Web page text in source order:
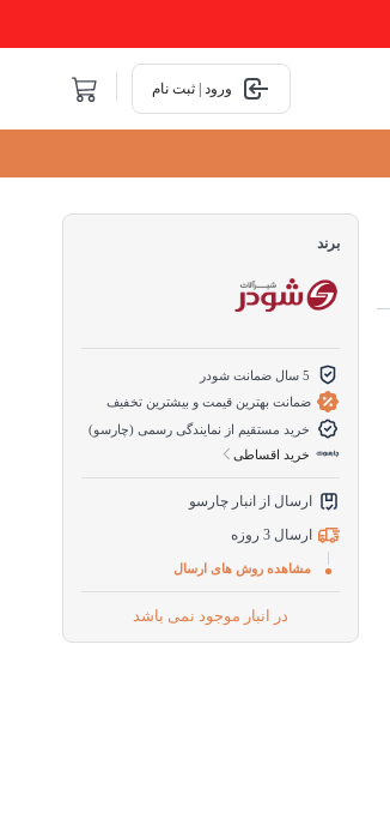
ورود | ثبت نام
برند
5 سال ضمانت شودر
ضمانت بهترین قیمت و بیشترین تخفیف
خرید مستقیم از نمایندگی رسمی (چارسو)
خرید اقساطی
ارسال از انبار چارسو
ارسال 3 روزه
مشاهده روش های ارسال
در انبار موجود نمی باشد